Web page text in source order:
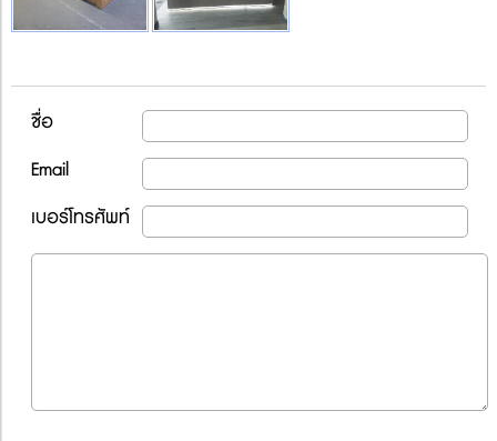
ชื่อ
Email
เบอร์โทรศัพท์